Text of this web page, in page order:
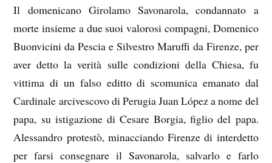
Il domenicano Girolamo Savonarola, condannato a
morte insieme a due suoi valorosi compagni, Domenico
Buonvicini da Pescia e Silvestro Maruffi da Firenze, per
aver detto la verità sulle condizioni della Chiesa, fu
vittima di un falso editto di scomunica emanato dal
Cardinale arcivescovo di Perugia Juan López a nome del
papa, su istigazione di Cesare Borgia, figlio del papa.
Alessandro protestò, minacciando Firenze di interdetto
per farsi consegnare il Savonarola, salvarlo e farlo